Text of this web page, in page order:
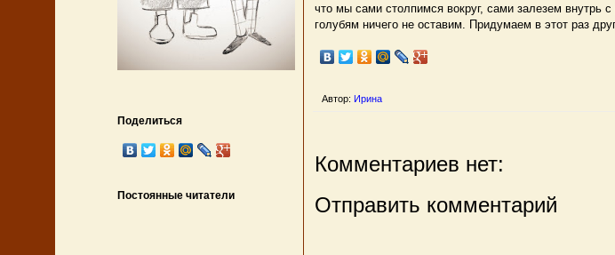
что мы сами столпимся вокруг, сами залезем внутрь
голубям ничего не оставим. Придумаем в этот раз
Автор: Ирина
Комментариев нет:
Отправить комментарий
Поделиться
Постоянные читатели